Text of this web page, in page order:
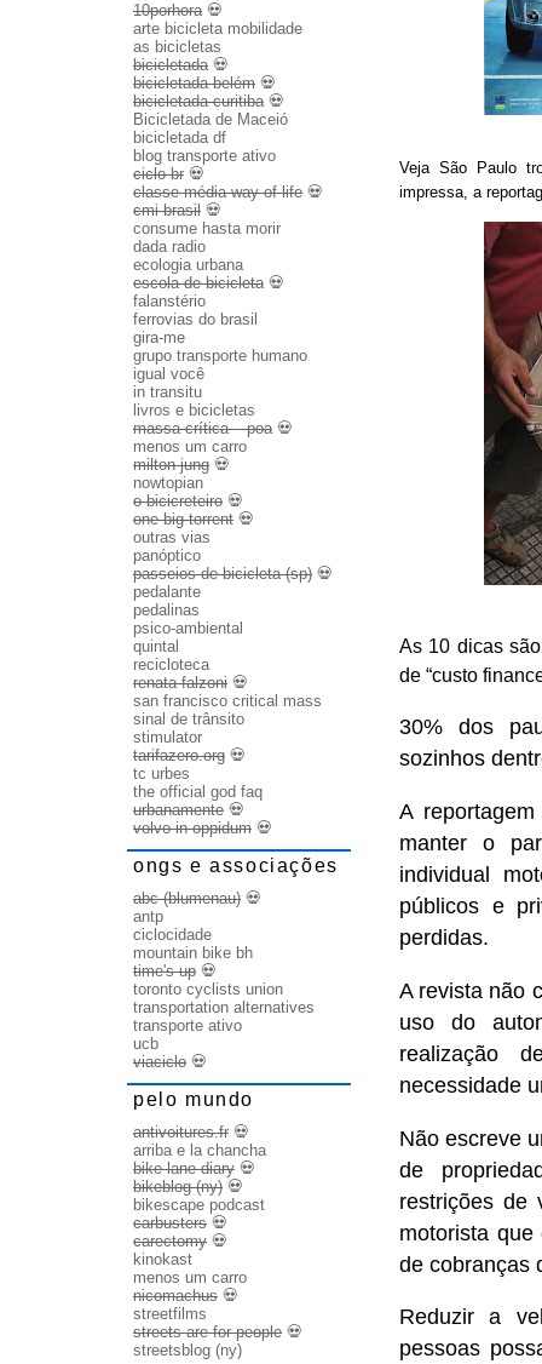
Veja São Paulo
impressa, a
As 10 dicas
de “custo
30% dos
sozinhos
A
manter o
individual
públicos e
perdidas.
A revista não
uso do
realização
necessidade
Não escreve
de
restrições de
motorista que
de cobranças
Reduzir a
pessoas
10porhora💀
arte bicicleta mobilidade
as bicicletas
bicicletada💀
bicicletada belém 💀
bicicletada curitiba💀
Bicicletada de Maceió
bicicletada df
blog transporte ativo
ciclo br 💀
classe média way of life 💀
cmi brasil 💀
consume hasta morir
dada radio
ecologia urbana
escola de bicicleta💀
falanstério
ferrovias do brasil
gira-me
grupo transporte humano
igual você
in transitu
livros e bicicletas
massa crítica – poa💀
menos um carro
milton jung 💀
nowtopian
o bicicreteiro 💀
one big torrent 💀
outras vias
panóptico
passeios de bicicleta (sp) 💀
pedalante
pedalinas
psico-ambiental
quintal
recicloteca
renata falzoni 💀
san francisco critical mass
sinal de trânsito
stimulator
tarifazero.org 💀
tc urbes
the official god faq
urbanamente 💀
volvo in oppidum 💀
ongs e associações
abc (blumenau) 💀
antp
ciclocidade
mountain bike bh
time's up 💀
toronto cyclists union
transportation alternatives
transporte ativo
ucb
viaciclo 💀
pelo mundo
antivoitures.fr 💀
arriba e la chancha
bike lane diary 💀
bikeblog (ny) 💀
bikescape podcast
carbusters 💀
carectomy 💀
kinokast
menos um carro
nicomachus 💀
streetfilms
streets are for people 💀
streetsblog (ny)